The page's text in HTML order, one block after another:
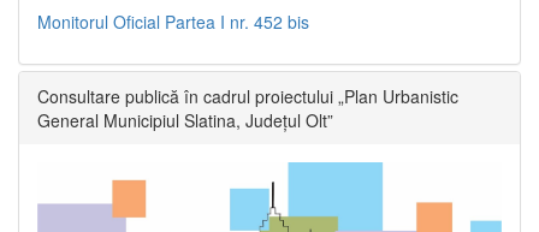
Monitorul Oficial Partea I nr. 452 bis
Consultare publică în cadrul proiectului „Plan Urbanistic
General Municipiul Slatina, Județul Olt”